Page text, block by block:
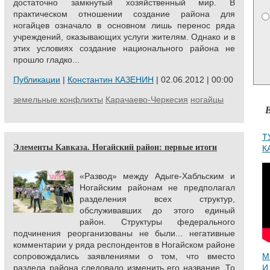
достаточно замкнутый хозяйственный мир. В
практическом отношении создание района для
ногайцев означало в основном лишь перенос ряда
учреждений, оказывающих услуги жителям. Однако и в
этих условиях создание национального района не
прошло гладко...
Публикации | Константин КАЗЕНИН | 02.06.2012 | 00:00
земельные конфликты Карачаево-Черкесия ногайцы
Элементы Кавказа. Ногайский район: первые итоги
«Развод» между Адыге-Хабльским и
Ногайским районам не предполагал
разделения всех структур,
обслуживавших до этого единый
район. Структуры федерального
подчинения реорганизованы не были... негативные
комментарии у ряда респондентов в Ногайском районе
сопровождались заявлениями о том, что вместо
раздела района следовало изменить его название. То
И